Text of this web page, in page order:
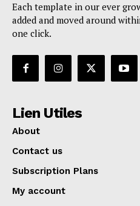
Each template in our ever
added and moved around
one click.
Lien Utiles
About
Contact us
Subscription Plans
My account